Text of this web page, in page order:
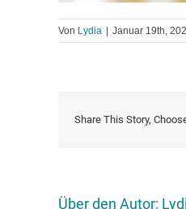
Von Lydia Januar 19th,
Share This Story,
Über den Autor: